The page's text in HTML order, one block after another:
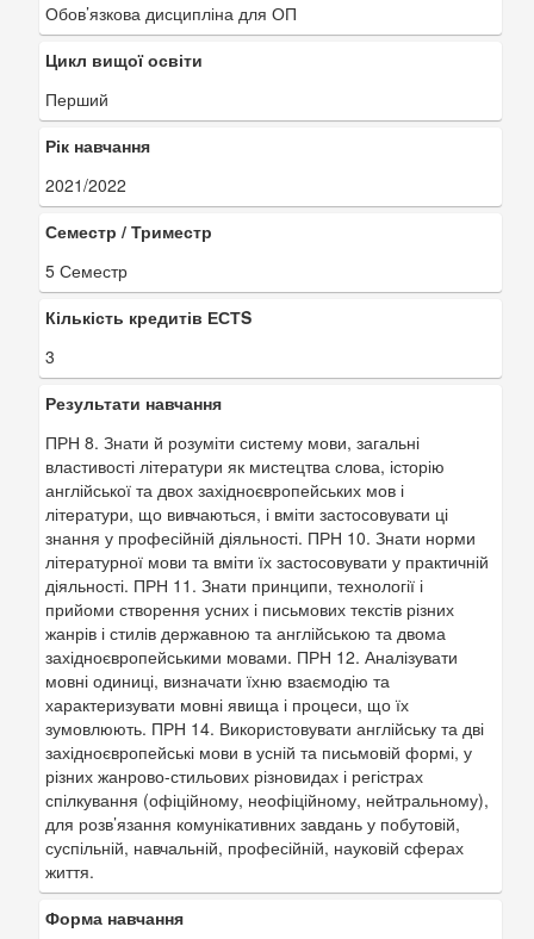
Обов’язкова дисципліна для ОП
Цикл вищої освіти
Перший
Рік навчання
2021/2022
Семестр / Триместр
5 Семестр
Кількість кредитів ЕСТS
3
Результати навчання
ПРН 8. Знати й розуміти систему мови, загальні
властивості літератури як мистецтва слова, історію
англійської та двох західноєвропейських мов і
літератури, що вивчаються, і вміти застосовувати ці
знання у професійній діяльності. ПРН 10. Знати норми
літературної мови та вміти їх застосовувати у практичній
діяльності. ПРН 11. Знати принципи, технології і
прийоми створення усних і письмових текстів різних
жанрів і стилів державною та англійською та двома
західноєвропейськими мовами. ПРН 12. Аналізувати
мовні одиниці, визначати їхню взаємодію та
характеризувати мовні явища і процеси, що їх
зумовлюють. ПРН 14. Використовувати англійську та дві
західноєвропейські мови в усній та письмовій формі, у
різних жанрово-стильових різновидах і регістрах
спілкування (офіційному, неофіційному, нейтральному),
для розв’язання комунікативних завдань у побутовій,
суспільній, навчальній, професійній, науковій сферах
життя.
Форма навчання